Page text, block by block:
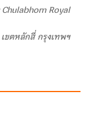
Royal
ขตหลักสี่ กรุงเทพฯ